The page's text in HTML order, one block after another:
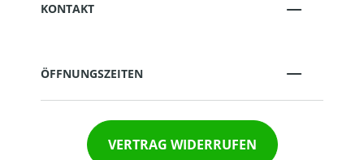
KONTAKT
ÖFFNUNGSZEITEN
VERTRAG WIDERRUFEN